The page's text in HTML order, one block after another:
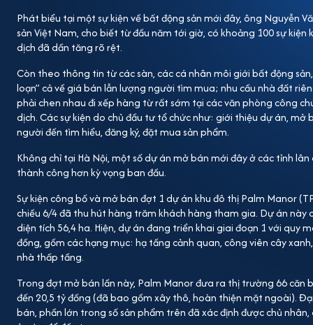
vào giai đoạn phục hồi, giá bất động sản sẽ tăng
trở lại hoạt động bình thường và bước vào chu kỳ
Phát biểu tại một sự kiện về bất động sản mới đây, ông Nguyễn
sản Việt Nam, cho biết từ đầu năm tới giờ, có khoảng 100 sự
dịch đã dần tăng rõ rệt.
Còn theo thông tin từ các sàn, các cá nhân môi giới bất động
loạn” cả về giá bán lẫn lượng người tìm mua; nhu cầu nhà đất
phải chen nhau đi xếp hàng từ rất sớm tại các văn phòng công
dịch. Các sự kiện do chủ đầu tư tổ chức như: giới thiệu dự án,
người đến tìm hiểu, đăng ký, đặt mua sản phẩm.
Không chỉ tại Hà Nội, một số dự án mở bán mới đây ở các tỉnh
thành công hơn kỳ vọng ban đầu.
Sự kiện công bố và mở bán đợt 1 dự án khu đô thị Palm Manor
chiều 6/4 đã thu hút hàng trăm khách hàng tham gia. Dự án này
diện tích 56,4 ha. Hiện, dự án đang triển khai giai đoạn 1 với quy
đồng, gồm các hạng mục: hạ tầng cảnh quan, công viên cây
nhà thấp tầng.
Trong đợt mở bán lần này, Palm Manor đưa ra thị trường 66 căn
đến 20,5 tỷ đồng (đã bao gồm xây thô, hoàn thiện mặt ngoài).
bán, phần lớn trong số sản phẩm trên đã xác định được chủ